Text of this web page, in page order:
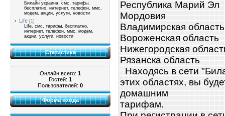
Билайн украина, смс, тарифы,
бесплатно, интернет, телефон, ммс,
модем, акции, услуги, новости
Life [1]
Life, смс, тарифы, бесплатно,
интернет, телефон, ммс, модем,
акции, услуги, новости
Статистика
Онлайн всего: 1
Гостей: 1
Пользователей: 0
Форма входа
Республика Марий Эл
Мордовия
Владимирская область
Вороженская область
Нижегородская
Рязанска область
Находясь в сети
этих областях, вы
домашним
тарифам.